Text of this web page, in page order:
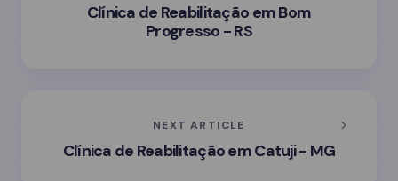
Clínica de Reabilitação em Bom
Progresso - RS
NEXT ARTICLE
Clínica de Reabilitação em Catuji - MG